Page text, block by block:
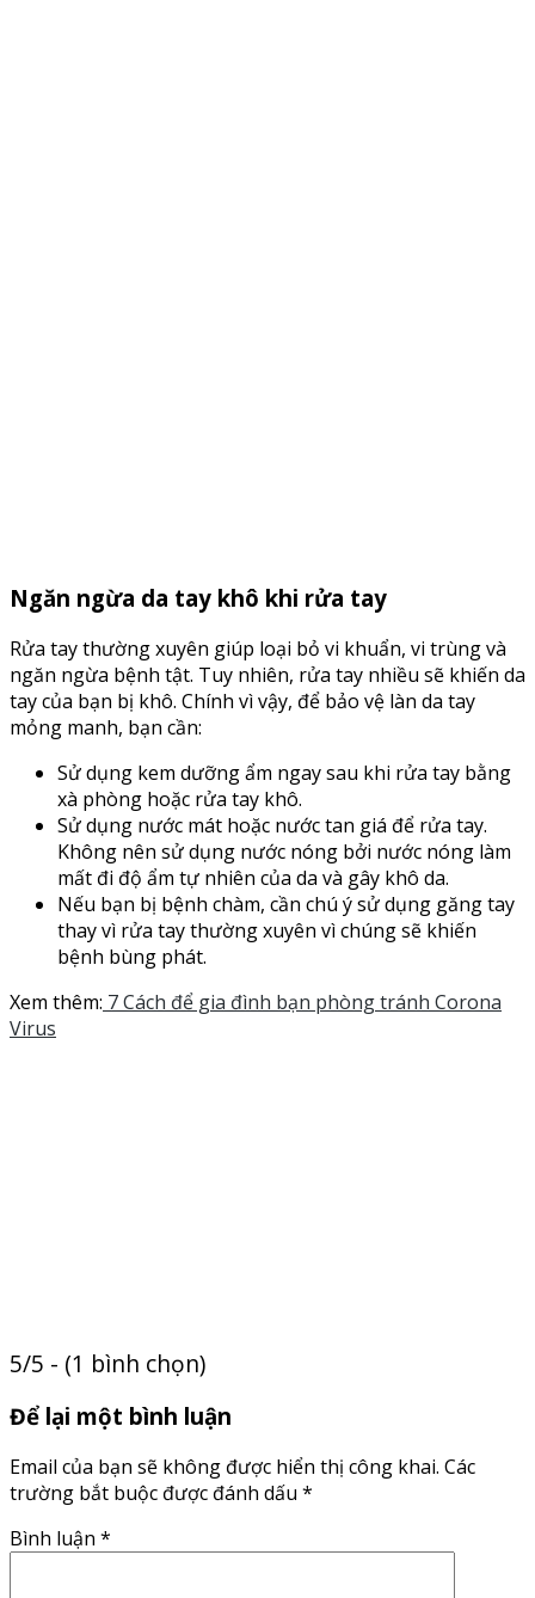
Ngăn ngừa da tay khô khi rửa tay
Rửa tay thường xuyên giúp loại bỏ vi khuẩn, vi trùng và
ngăn ngừa bệnh tật. Tuy nhiên, rửa tay nhiều sẽ khiến da
tay của bạn bị khô. Chính vì vậy, để bảo vệ làn da tay
mỏng manh, bạn cần:
Sử dụng kem dưỡng ẩm ngay sau khi rửa tay bằng
xà phòng hoặc rửa tay khô.
Sử dụng nước mát hoặc nước tan giá để rửa tay.
Không nên sử dụng nước nóng bởi nước nóng làm
mất đi độ ẩm tự nhiên của da và gây khô da.
Nếu bạn bị bệnh chàm, cần chú ý sử dụng găng tay
thay vì rửa tay thường xuyên vì chúng sẽ khiến
bệnh bùng phát.
Xem thêm: 7 Cách để gia đình bạn phòng tránh Corona
Virus
5/5 - (1 bình chọn)
Để lại một bình luận
Email của bạn sẽ không được hiển thị công khai. Các
trường bắt buộc được đánh dấu *
Bình luận *